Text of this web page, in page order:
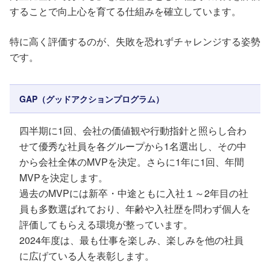
することで向上心を育てる仕組みを確立しています。
特に高く評価するのが、失敗を恐れずチャレンジする姿勢
です。
GAP（グッドアクションプログラム）
四半期に1回、会社の価値観や行動指針と照らし合わ
せて優秀な社員を各グループから1名選出し、その中
から会社全体のMVPを決定。さらに1年に1回、年間
MVPを決定します。
過去のMVPには新卒・中途ともに入社１～2年目の社
員も多数選ばれており、年齢や入社歴を問わず個人を
評価してもらえる環境が整っています。
2024年度は、最も仕事を楽しみ、楽しみを他の社員
に広げている人を表彰します。